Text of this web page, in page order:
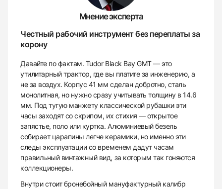
Мнение эксперта
Честный рабочий инструмент без переплаты за
корону
Давайте по фактам. Tudor Black Bay GMT — это
утилитарный трактор, где вы платите за инженерию, а
не за воздух. Корпус 41 мм сделан добротно, сталь
монолитная, но нужно сразу учитывать толщину в 14.6
мм. Под тугую манжету классической рубашки эти
часы заходят со скрипом, их стихия — открытое
запястье, поло или куртка. Алюминиевый безель
собирает царапины легче керамики, но именно эти
следы эксплуатации со временем дадут часам
правильный винтажный вид, за которым так гоняются
коллекционеры.
Внутри стоит бронебойный мануфактурный калибр